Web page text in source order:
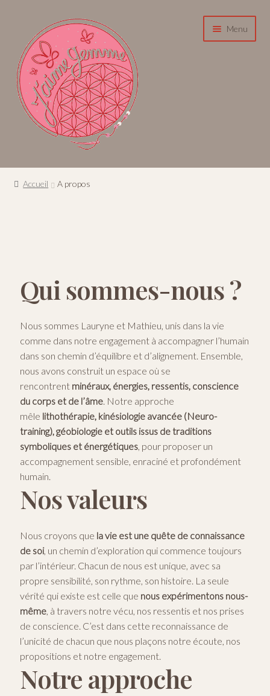
Menu
Accueil
Se connecter / S’inscrire
Accueil A propos
Qui sommes-nous ?
Nous sommes Lauryne et Mathieu, unis dans la vie
comme dans notre engagement à accompagner l’humain
dans son chemin d’équilibre et d’alignement. Ensemble,
nous avons construit un espace où se
rencontrent minéraux, énergies, ressentis, conscience
du corps et de l’âme. Notre approche
mêle lithothérapie, kinésiologie avancée (Neuro-
training), géobiologie et outils issus de traditions
symboliques et énergétiques, pour proposer un
accompagnement sensible, enraciné et profondément
humain.
Nos valeurs
Nous croyons que la vie est une quête de connaissance
de soi, un chemin d’exploration qui commence toujours
par l’intérieur. Chacun de nous est unique, avec sa
propre sensibilité, son rythme, son histoire. La seule
vérité qui existe est celle que nous expérimentons nous-
même, à travers notre vécu, nos ressentis et nos prises
de conscience. C’est dans cette reconnaissance de
l’unicité de chacun que nous plaçons notre écoute, nos
propositions et notre engagement.
Notre approche